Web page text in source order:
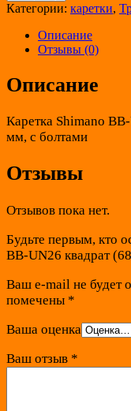
Категории: каретки,
Описание
Отзывы (0)
Описание
Каретка Shimano
мм, с болтами
Отзывы
Отзывов пока нет.
Будьте первым, кто
BB-UN26 квадрат
Ваш e-mail не будет
помечены *
Ваша оценка
Ваш отзыв *